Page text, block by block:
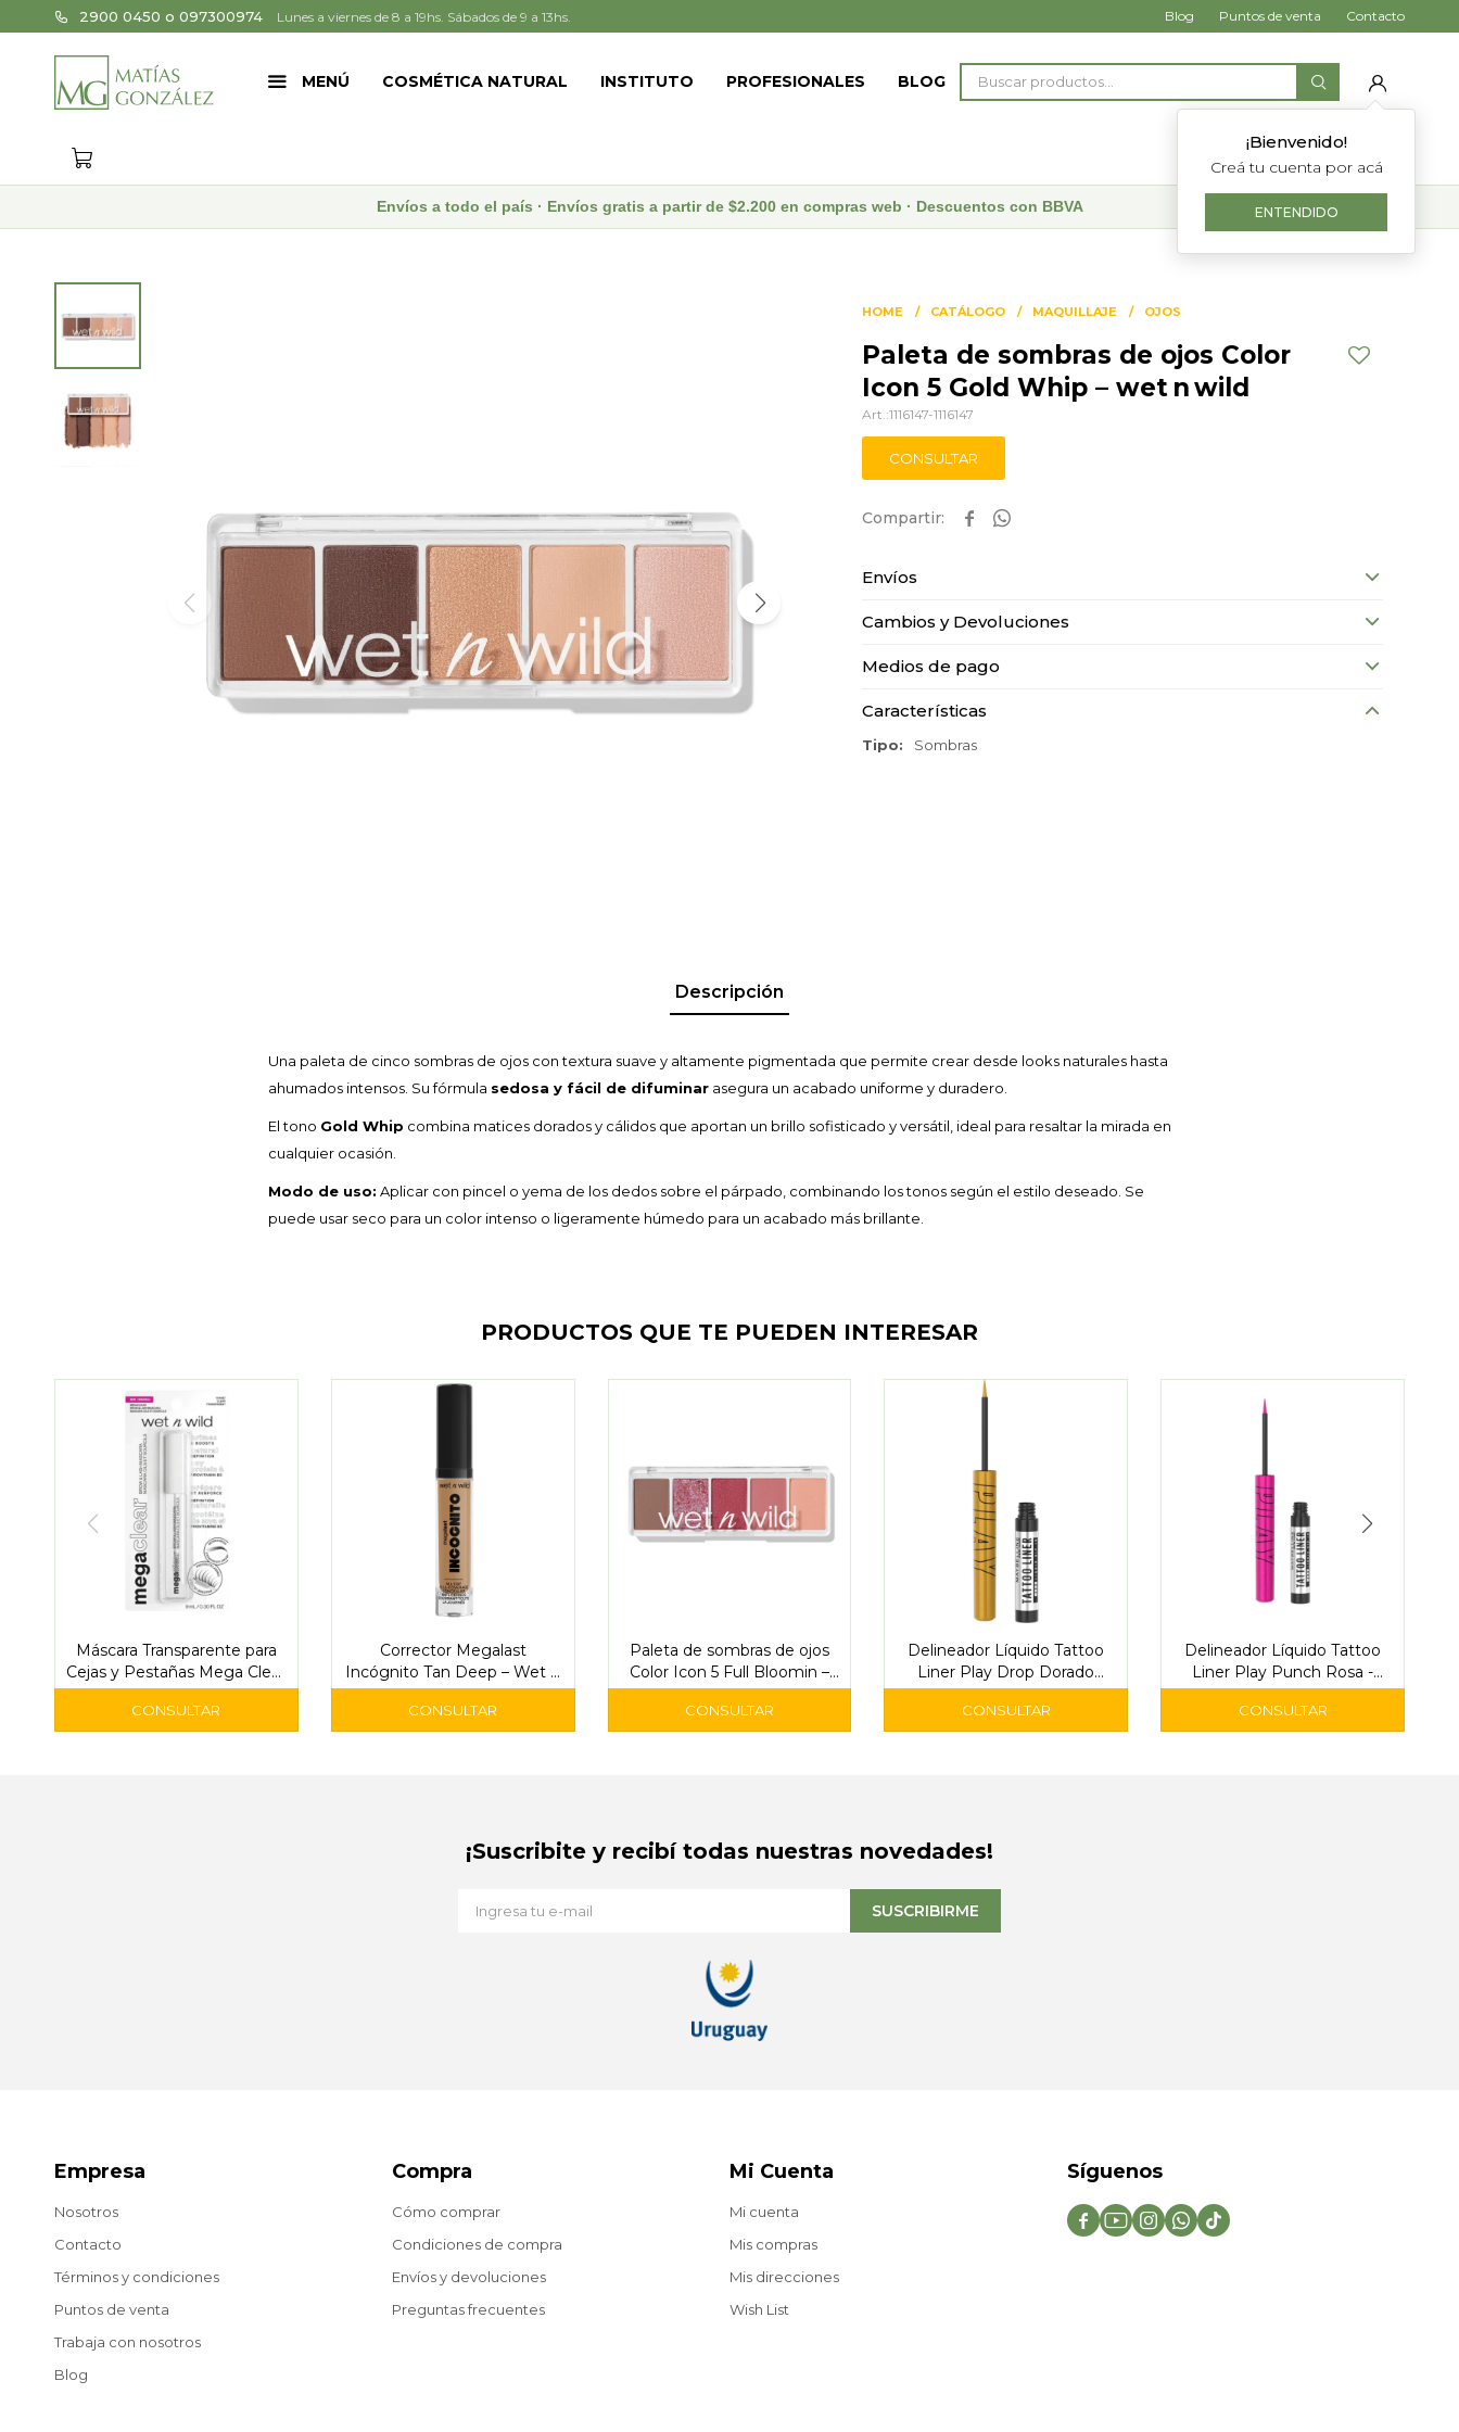
MENÚ COSMÉTICA NATURAL INSTITUTO PROFESIONALES BLOG
¡Bienvenido!
Creá tu cuenta por acá
ENTENDIDO
2900 0450 o 097300974 Lunes a viernes de 8 a 19hs. Sábados de 9 a 13hs. Blog Puntos de venta Contacto
Envíos a todo el país · Envíos gratis a partir de $2.200 en compras web · Descuentos con BBVA
HOME CATÁLOGO MAQUILLAJE OJOS
Paleta de sombras de ojos Color
Icon 5 Gold Whip – wet n wild
1116147-1116147
CONSULTAR
 
Envíos
Cambios y Devoluciones
Medios de pago
Características
Tipo Sombras
Descripción
Una paleta de cinco sombras de ojos con textura suave y altamente pigmentada que permite crear desde looks naturales hasta
ahumados intensos. Su fórmula sedosa y fácil de difuminar asegura un acabado uniforme y duradero.
El tono Gold Whip combina matices dorados y cálidos que aportan un brillo sofisticado y versátil, ideal para resaltar la mirada en
cualquier ocasión.
Modo de uso: Aplicar con pincel o yema de los dedos sobre el párpado, combinando los tonos según el estilo deseado. Se
puede usar seco para un color intenso o ligeramente húmedo para un acabado más brillante.
PRODUCTOS QUE TE PUEDEN INTERESAR
Máscara Transparente para
Cejas y Pestañas Mega Clear
– Wet n Wild
Corrector Megalast
Incógnito Tan Deep – Wet n
Wild
Paleta de sombras de ojos
Color Icon 5 Full Bloomin –
wet n wild
Delineador Líquido Tattoo
Liner Play Drop Dorado
Metálico - Maybelline
Delineador Líquido Tattoo
Liner Play Punch Rosa -
Maybelline
Empresa
Nosotros
Contacto
Términos y condiciones
Puntos de venta
Trabaja con nosotros
Blog
Compra
Cómo comprar
Condiciones de compra
Envíos y devoluciones
Preguntas frecuentes
Mi Cuenta
Mi cuenta
Mis compras
Mis direcciones
Wish List
Síguenos
    
¡Suscribite y recibí todas nuestras novedades!
SUSCRIBIRME